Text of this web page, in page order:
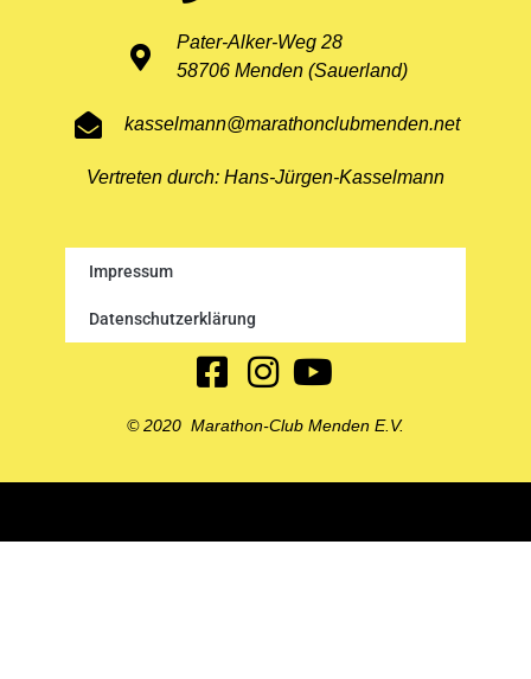
Pater-Alker-Weg 28
58706 Menden (Sauerland)
kasselmann@marathonclubmenden.net
Vertreten durch: Hans-Jürgen-Kasselmann
Impressum
Datenschutzerklärung
© 2020 Marathon-Club Menden E.V.